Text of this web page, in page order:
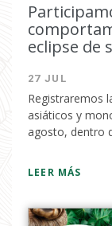
eclipse de
27 JUL
Registraremos
asiáticos y
agosto, dentro
LEER MÁS